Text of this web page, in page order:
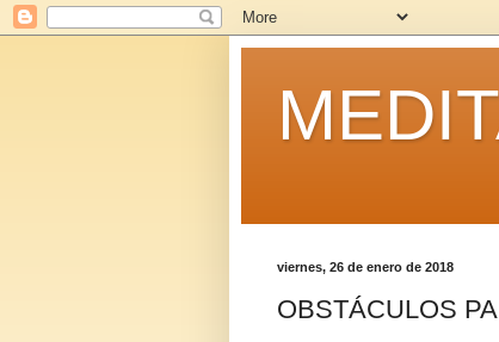
viernes, 26 de enero de 2018
OBSTÁCULOS